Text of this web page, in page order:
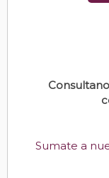
Sumate a